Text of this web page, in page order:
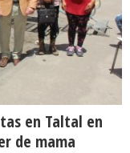
en Taltal en
de mama